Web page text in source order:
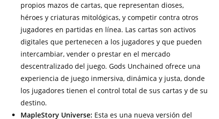
propios mazos de cartas, que representan dioses,
héroes y criaturas mitológicas, y competir contra otros
jugadores en partidas en línea. Las cartas son activos
digitales que pertenecen a los jugadores y que pueden
intercambiar, vender o prestar en el mercado
descentralizado del juego. Gods Unchained ofrece una
experiencia de juego inmersiva, dinámica y justa, donde
los jugadores tienen el control total de sus cartas y de su
destino.
MapleStory Universe: Esta es una nueva versión del